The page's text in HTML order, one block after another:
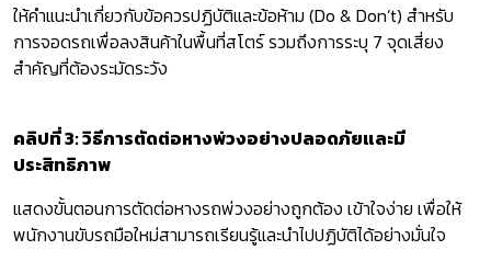
ให้คำแนะนำเกี่ยวกับข้อควรปฏิบัติและข้อห้าม (Do & Don’t) สำหรับ
การจอดรถเพื่อลงสินค้าในพื้นที่สโตร์ รวมถึงการระบุ 7 จุดเสี่ยง
สำคัญที่ต้องระมัดระวัง
คลิปที่ 3: วิธีการตัดต่อหางพ่วงอย่างปลอดภัยและมี
ประสิทธิภาพ
แสดงขั้นตอนการตัดต่อหางรถพ่วงอย่างถูกต้อง เข้าใจง่าย เพื่อให้
พนักงานขับรถมือใหม่สามารถเรียนรู้และนำไปปฏิบัติได้อย่างมั่นใจ